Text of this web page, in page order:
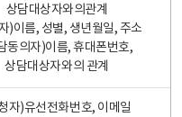
상담대상자와의관계
)이름, 성별, 생년월일, 주소
동의자)이름, 휴대폰번호,
상담대상자와의 관계
자)유선전화번호, 이메일